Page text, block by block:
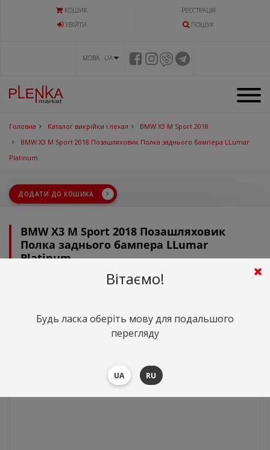
КОШИК
РЕЄСТРАЦІЯ
УВIЙТИ
ПОШУК
МОВА UA
Головна Каталог викрійки і лекал
BMW X3 M Sport 2018
BMW X3 M Sport 2018 Позашляховик Полка заднього бампера LLumar
Platinum
ДОДАТИ ДО КОШИКА
BMW X3 M Sport 2018 Позашляховик
Полка заднього бампера LLumar
Platinum
Вітаємо!
Будь ласка оберіть мову для подальшого
перегляду
UA RU